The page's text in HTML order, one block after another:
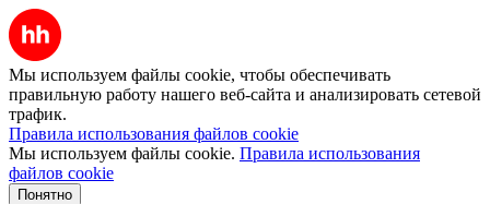
Мы используем файлы cookie, чтобы обеспечивать
правильную работу нашего веб-сайта и анализировать сетевой
трафик.
Правила использования файлов cookie
Мы используем файлы cookie. Правила использования
файлов cookie
Понятно